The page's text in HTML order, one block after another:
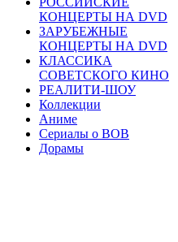
КОНЦЕРТЫ НА DVD
ЗАРУБЕЖНЫЕ
КОНЦЕРТЫ НА DVD
КЛАССИКА
СОВЕТСКОГО КИНО
РЕАЛИТИ-ШОУ
Коллекции
Аниме
Сериалы о ВОВ
Дорамы